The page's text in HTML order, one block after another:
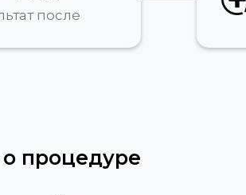
после
процедуре